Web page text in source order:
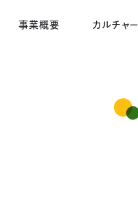
事業概要 カルチャー